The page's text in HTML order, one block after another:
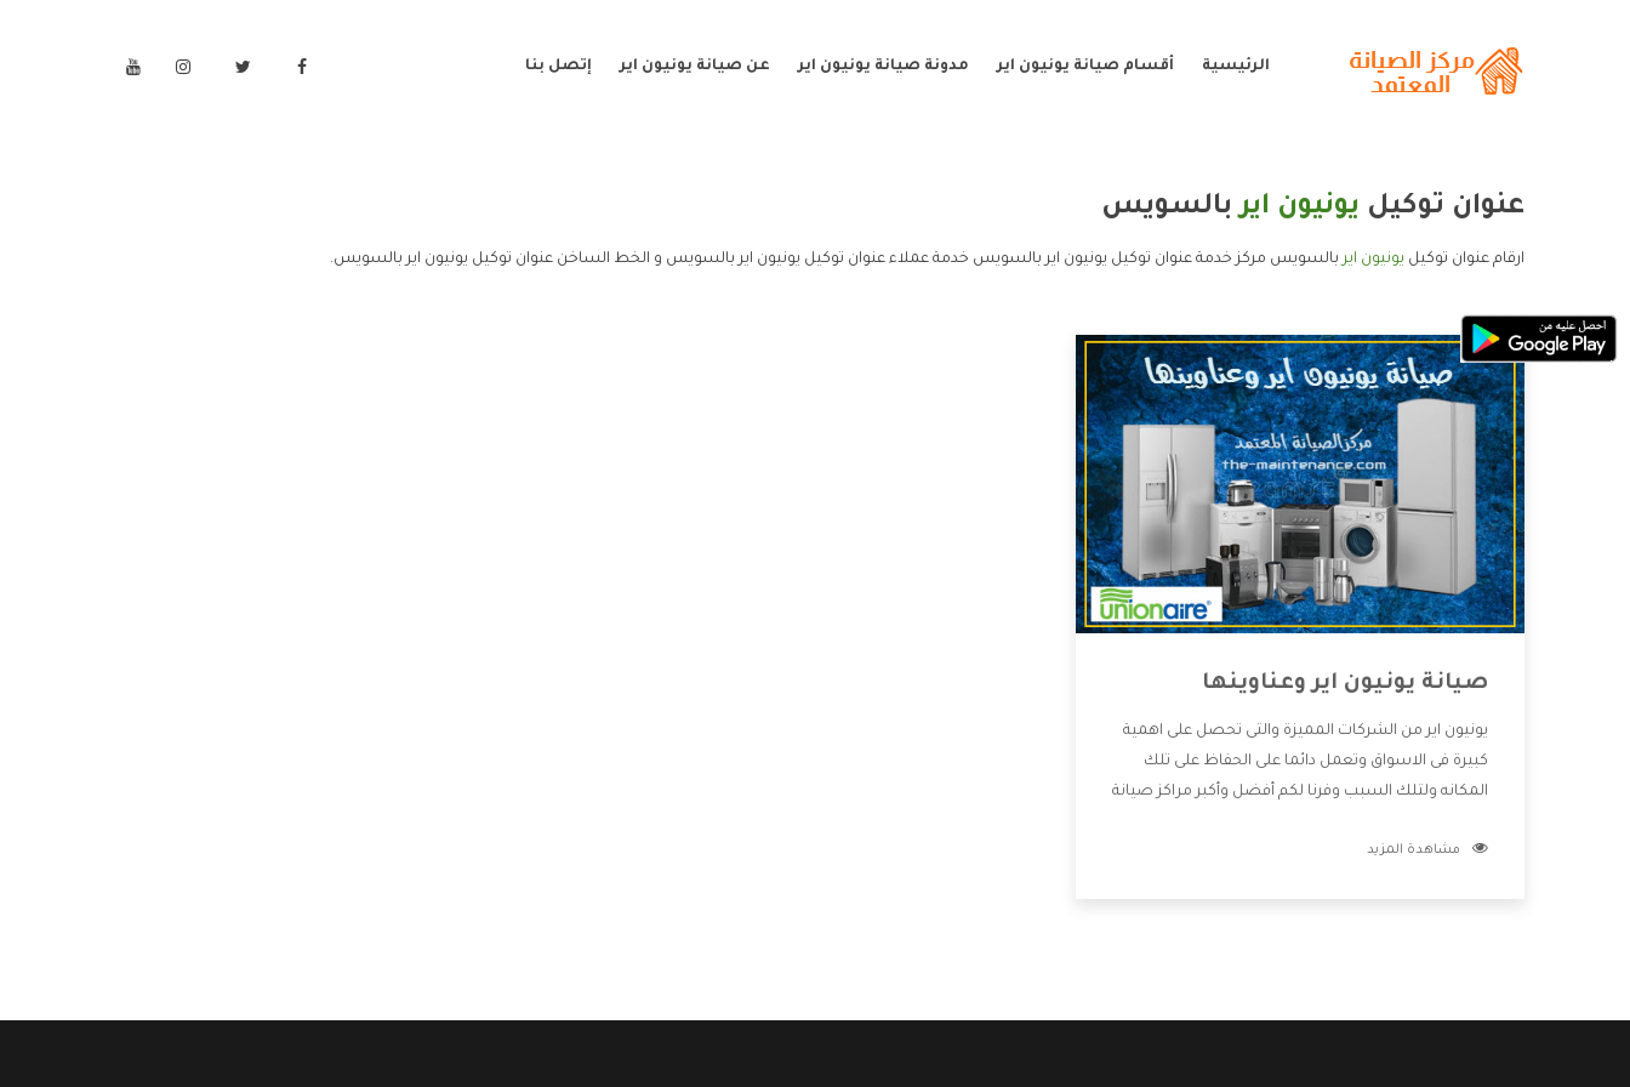
الرئيسية أقسام صيانة يونيون اير مدونة صيانة يونيون اير عن صيانة يونيون اير إتصل بنا
عنوان توكيل يونيون ايربالسويس
ارقام عنوان توكيل يونيون ايربالسويس مركز خدمة عنوان توكيل يونيون اير بالسويس خدمة عملاء عنوان توكيل يونيون اير بالسويس و الخط الساخن عنوان توكيل يونيون اير بالسويس.
صيانة يونيون اير وعناوينها
يونيون اير من الشركات المميزة والتى تحصل على اهمية
كبيرة فى الاسواق وتعمل دائما على الحفاظ على تلك
المكانه ولتلك السبب وفرنا لكم أفضل وأكبر مراكز صيانة
ويستطيع القيام بتصليح جميع المنتجات دون اى ازعاج
مشاهدة المزيد